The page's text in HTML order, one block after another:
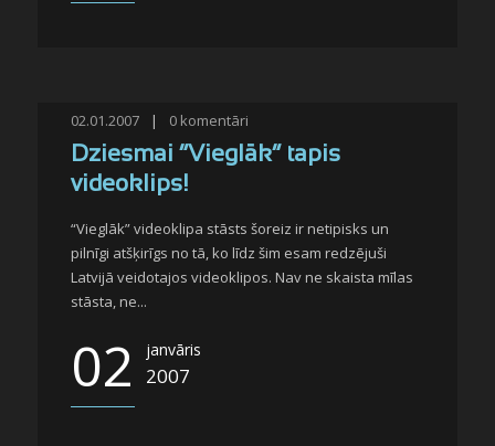
02.01.2007 | 0 komentāri
Dziesmai “Vieglāk” tapis
videoklips!
“Vieglāk” videoklipa stāsts šoreiz ir netipisks un
pilnīgi atšķirīgs no tā, ko līdz šim esam redzējuši
Latvijā veidotajos videoklipos. Nav ne skaista mīlas
stāsta, ne...
02 janvāris
2007